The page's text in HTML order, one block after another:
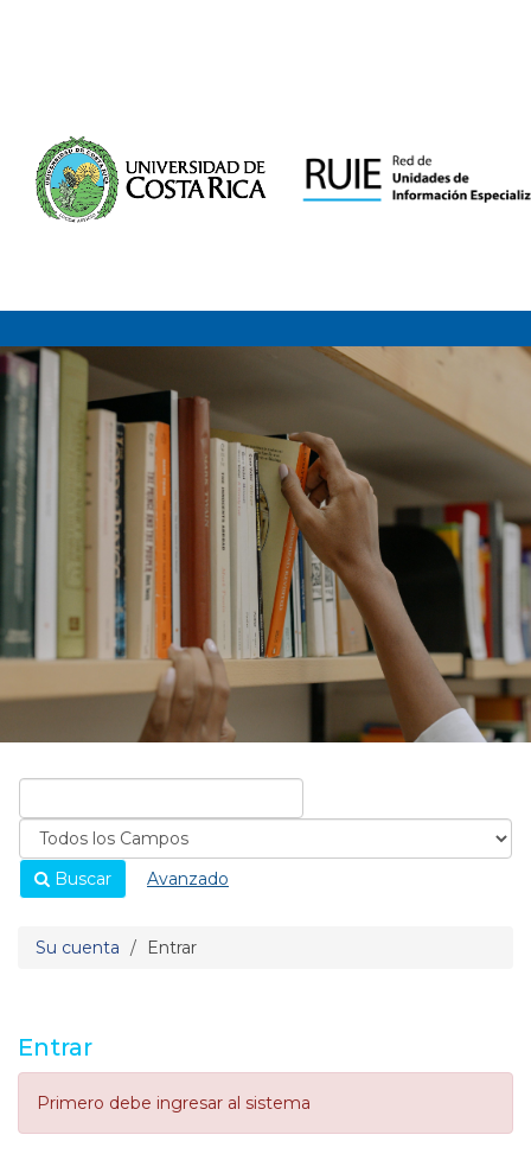
Buscar Avanzado
Su cuenta Entrar
Entrar
Primero debe ingresar al sistema